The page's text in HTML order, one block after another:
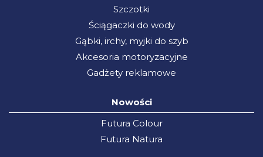
Szczotki
Ściągaczki do wody
Gąbki, irchy, myjki do szyb
Akcesoria motoryzacyjne
Gadżety reklamowe
Nowości
Futura Colour
Futura Natura